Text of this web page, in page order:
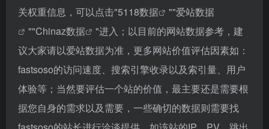
关权重信息，可以点击"5118数据 ""爱站数据
""Chinaz数据
"进入；以目前的网站数据参考，建
议大家请以爱站数据为准，更多网站价值评估因素如：
fastsoso的访问速度、搜索引擎收录以及索引量、用户
体验等；当然要评估一个站的价值，最主要还是需要根
据您自身的需求以及需要，一些确切的数据则需要找